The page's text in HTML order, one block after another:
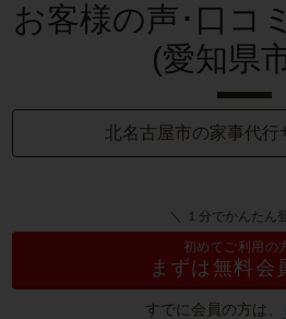
お客様の声･口コ
(愛知県
北名古屋市の家事代行
＼ １分でかんたん
初めてご利用の
まずは無料会
すでに会員の方は、